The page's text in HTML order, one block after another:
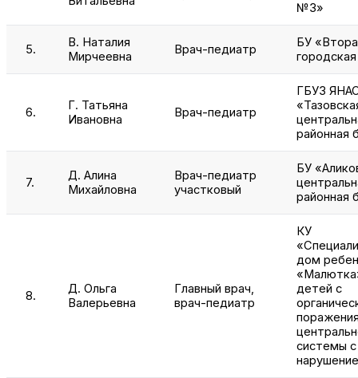
№3»
5.
В. Наталия
Мирчеевна
Врач-педиатр
БУ
6.
Г. Татьяна
Ивановна
Врач-педиатр
ГБУЗ
районная
7.
Д. Алина
Михайловна
Врач-педиатр
участковый
БУ
районная
8.
Д. Ольга
Валерьевна
Главный врач,
врач-педиатр
КУ
дом
детей с
системы с